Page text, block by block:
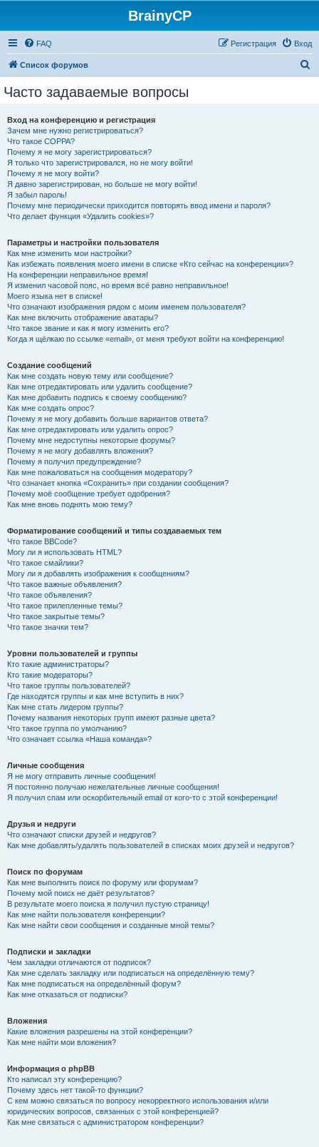
BrainyCP
FAQ Вход
Регистрация
Список форумов
Часто задаваемые вопросы
Вход на конференцию и регистрация
Зачем мне нужно регистрироваться?
Что такое COPPA?
Почему я не могу зарегистрироваться?
Я только что зарегистрировался, но не могу войти!
Почему я не могу войти?
Я давно зарегистрирован, но больше не могу войти!
Я забыл пароль!
Почему мне периодически приходится повторять ввод имени и пароля?
Что делает функция «Удалить cookies»?
Параметры и настройки пользователя
Как мне изменить мои настройки?
Как избежать появления моего имени в списке «Кто сейчас на конференции»?
На конференции неправильное время!
Я изменил часовой пояс, но время всё равно неправильное!
Моего языка нет в списке!
Что означают изображения рядом с моим именем пользователя?
Как мне включить отображение аватары?
Что такое звание и как я могу изменить его?
Когда я щёлкаю по ссылке «email», от меня требуют войти на конференцию!
Создание сообщений
Как мне создать новую тему или сообщение?
Как мне отредактировать или удалить сообщение?
Как мне добавить подпись к своему сообщению?
Как мне создать опрос?
Почему я не могу добавить больше вариантов ответа?
Как мне отредактировать или удалить опрос?
Почему мне недоступны некоторые форумы?
Почему я не могу добавлять вложения?
Почему я получил предупреждение?
Как мне пожаловаться на сообщения модератору?
Что означает кнопка «Сохранить» при создании сообщения?
Почему моё сообщение требует одобрения?
Как мне вновь поднять мою тему?
Форматирование сообщений и типы создаваемых тем
Что такое BBCode?
Могу ли я использовать HTML?
Что такое смайлики?
Могу ли я добавлять изображения к сообщениям?
Что такое важные объявления?
Что такое объявления?
Что такое прилепленные темы?
Что такое закрытые темы?
Что такое значки тем?
Уровни пользователей и группы
Кто такие администраторы?
Кто такие модераторы?
Что такое группы пользователей?
Где находятся группы и как мне вступить в них?
Как мне стать лидером группы?
Почему названия некоторых групп имеют разные цвета?
Что такое группа по умолчанию?
Что означает ссылка «Наша команда»?
Личные сообщения
Я не могу отправить личные сообщения!
Я постоянно получаю нежелательные личные сообщения!
Я получил спам или оскорбительный email от кого-то с этой конференции!
Друзья и недруги
Что означают списки друзей и недругов?
Как мне добавлять/удалять пользователей в списках моих друзей и недругов?
Поиск по форумам
Как мне выполнить поиск по форуму или форумам?
Почему мой поиск не даёт результатов?
В результате моего поиска я получил пустую страницу!
Как мне найти пользователя конференции?
Как мне найти свои сообщения и созданные мной темы?
Подписки и закладки
Чем закладки отличаются от подписок?
Как мне сделать закладку или подписаться на определённую тему?
Как мне подписаться на определённый форум?
Как мне отказаться от подписки?
Вложения
Какие вложения разрешены на этой конференции?
Как мне найти мои вложения?
Информация о phpBB
Кто написал эту конференцию?
Почему здесь нет такой-то функции?
С кем можно связаться по вопросу некорректного использования и/или
юридических вопросов, связанных с этой конференцией?
Как мне связаться с администратором конференции?